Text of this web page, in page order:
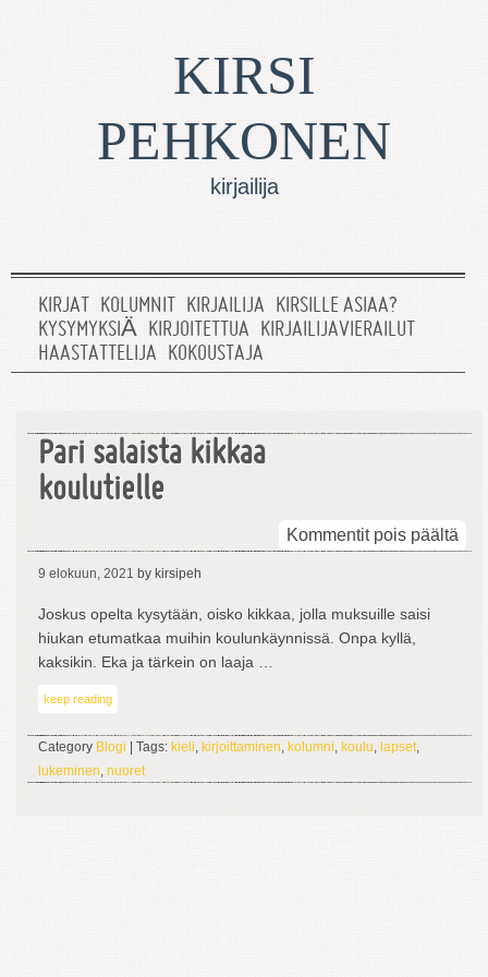
KIRSI
PEHKONEN
kirjailija
KIRJAT KOLUMNIT KIRJAILIJA KIRSILLE ASIAA?
KYSYMYKSIÄ KIRJOITETTUA KIRJAILIJAVIERAILUT
HAASTATTELIJA KOKOUSTAJA
Pari salaista kikkaa
koulutielle
Kommentit pois päältä
Pari
9 elokuun, 2021 by kirsipeh
Joskus opelta kysytään, oisko kikkaa, jolla muksuille saisi
hiukan etumatkaa muihin koulunkäynnissä. Onpa kyllä,
kaksikin. Eka ja tärkein on laaja …
keep reading
Category Blogi | Tags: kieli, kirjoittaminen, kolumni, koulu, lapset,
lukeminen, nuoret